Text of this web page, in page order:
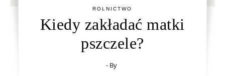
ROLNICTWO
Kiedy zakładać matki
pszczele?
- By